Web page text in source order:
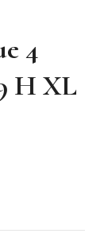
4
H XL